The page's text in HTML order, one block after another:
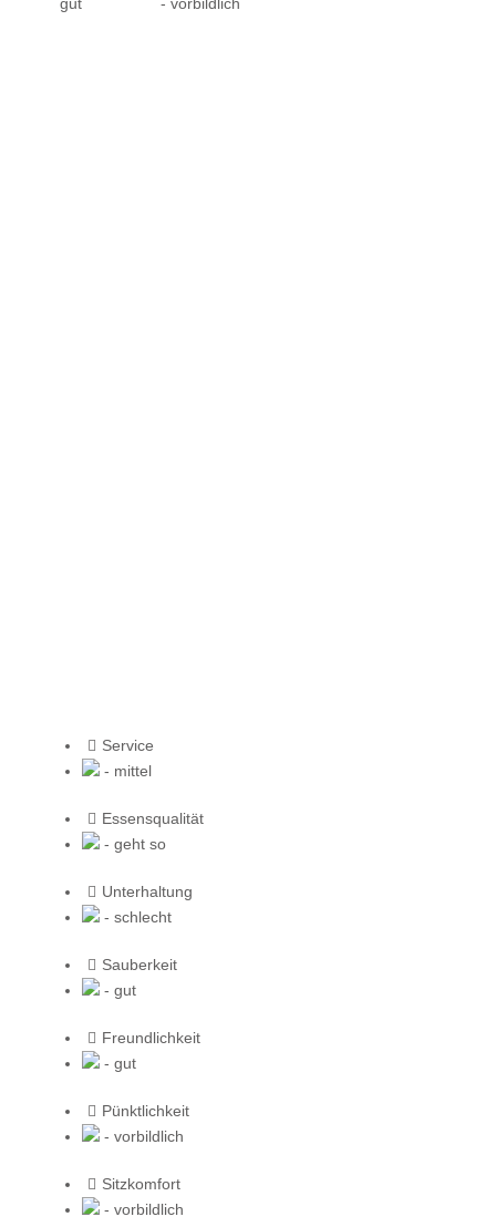
Service
- mittel
Essensqualität
- geht so
Unterhaltung
- schlecht
Sauberkeit
- gut
Freundlichkeit
- gut
Pünktlichkeit
- vorbildlich
Sitzkomfort
- vorbildlich